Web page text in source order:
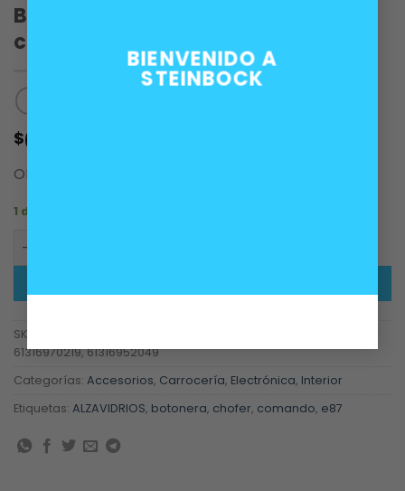
BIENVENIDO A
STEINBOCK
Botonera comando alzavidrios
chofer BMW D
$60.000
OEM 61319217239
1 disponibles
SKU:
61316970219, 61316952049
Categorías: Accesorios, Carrocería, Electrónica, Interior
Etiquetas: ALZAVIDRIOS, botonera, chofer, comando, e87